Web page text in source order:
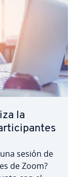
la
sesión de
de Zoom?